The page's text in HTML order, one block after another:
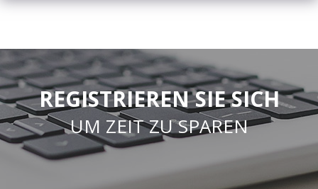
REGISTRIEREN SIE SICH
UM ZEIT ZU SPAREN